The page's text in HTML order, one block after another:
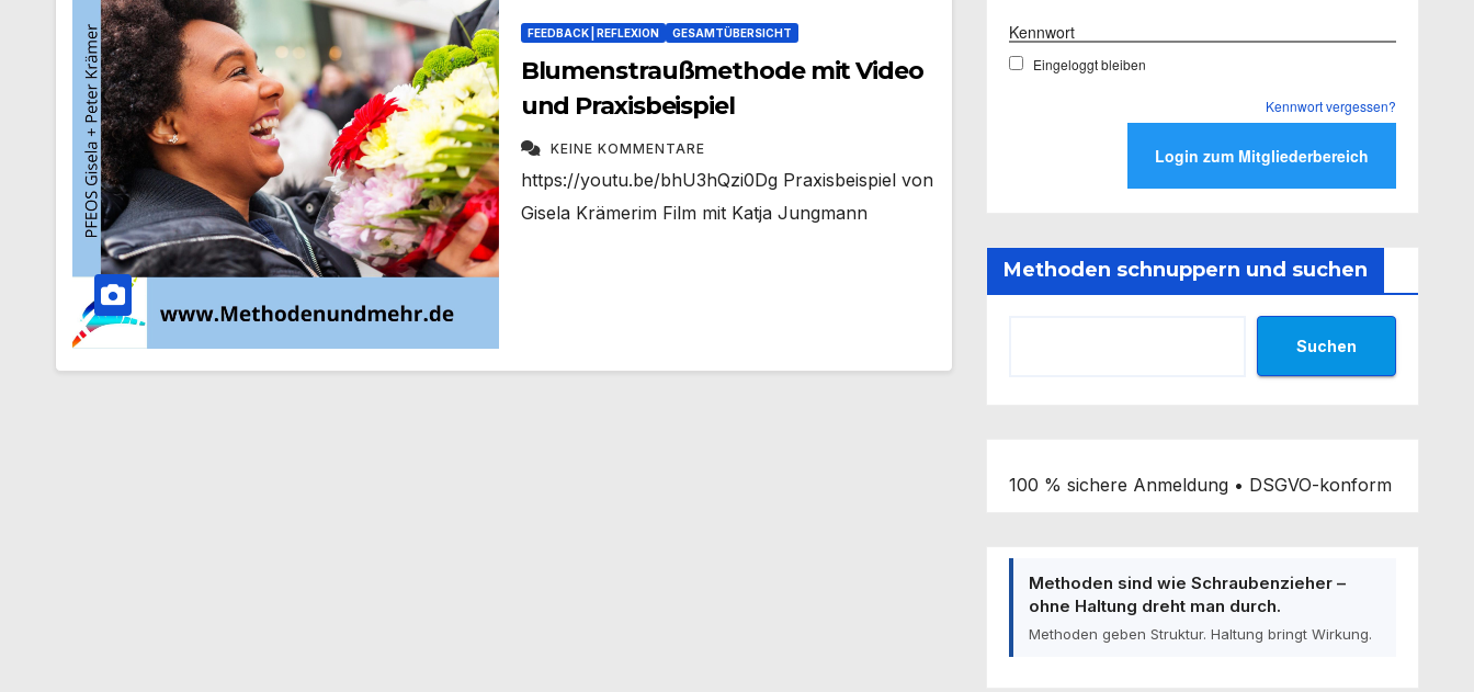
FEEDBACK | REFLEXION GESAMTÜBERSICHT
Blumenstraußmethode mit Video
und Praxisbeispiel
KEINE KOMMENTARE
https://youtu.be/bhU3hQzi0Dg Praxisbeispiel von
Gisela Krämerim Film mit Katja Jungmann
Kennwort
Eingeloggt bleiben
Kennwort vergessen?
Methoden schnuppern und suchen
Suchen
100 % sichere Anmeldung • DSGVO-konform
Methoden sind wie Schraubenzieher –
ohne Haltung dreht man durch.
Methoden geben Struktur. Haltung bringt Wirkung.